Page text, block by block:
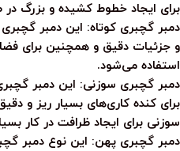
برای ایجاد خطوط کشیده و بزرگ
دمبر گچبری کوتاه: این دمبر گچبری
و جزئیات دقیق و همچنین برای
استفاده می‌شود.
دمبر گچبری سوزنی: این دمبر
برای کنده کاری‌های بسیار ریز و
سوزنی برای ایجاد ظرافت در کار
دمبر گچبری پهن: این نوع دمبر